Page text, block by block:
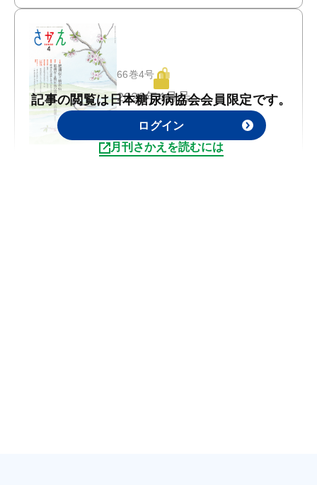
66巻4号
2026年4月号
記事の閲覧は日本糖尿病協会会員限定です。
ログイン
月刊さかえを読むには